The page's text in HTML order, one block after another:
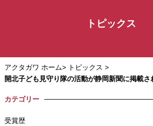
トピックス
アクタガワ ホーム> トピックス >
開北子ども見守り隊の活動が静岡新聞に掲載さ
カテゴリー
受賞歴